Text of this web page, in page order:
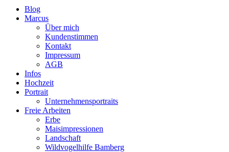
Blog
Marcus
Über mich
Kundenstimmen
Kontakt
Impressum
AGB
Infos
Hochzeit
Portrait
Unternehmensportraits
Freie Arbeiten
Erbe
Maisimpressionen
Landschaft
Wildvogelhilfe Bamberg